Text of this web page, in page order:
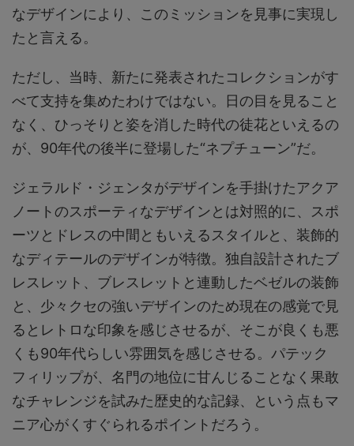
なデザインにより、このミッションを見事に実現し
たと言える。
ただし、当時、新たに発表されたコレクションがす
べて支持を集めたわけではない。日の目を見ること
なく、ひっそりと姿を消した時代の徒花といえるの
が、90年代の後半に登場した“ネプチューン”だ。
ジェラルド・ジェンタがデザインを手掛けたアクア
ノートのスポーティなデザインとは対照的に、スポ
ーツとドレスの中間ともいえるスタイルと、装飾的
なディテールのデザインが特徴。独自設計されたブ
レスレット、ブレスレットと連動したベゼルの装飾
と、少々クセの強いデザインのため現在の感覚で見
るとレトロな印象を感じさせるが、そこが良くも悪
くも90年代らしい雰囲気を感じさせる。パテック
フィリップが、名門の地位に甘んじることなく果敢
なチャレンジを試みた歴史的な記録、という点もマ
ニア心がくすぐられるポイントだろう。